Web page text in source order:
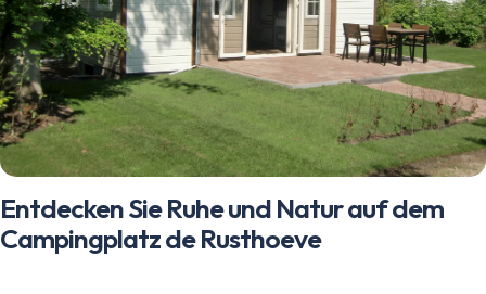
Entdecken Sie Ruhe und Natur auf dem
Campingplatz de Rusthoeve